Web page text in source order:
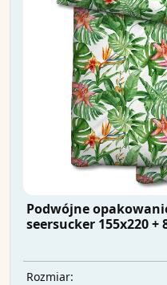
Podwójne
seersucker 155x220 +
Rozmiar: